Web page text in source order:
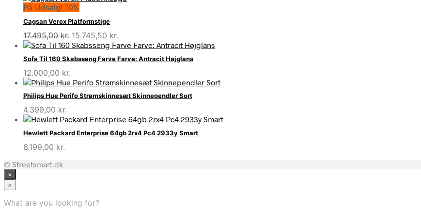
På Udsalg! 10%
Cagsan Verox Platformstige
17.495,00kr. Den
oprindelige
pris
var:
15.745,50 kr.
aktuelle
pris
er:
Sofa Til 160 Skabsseng Farve Farve: Antracit Højglans
12.000,00 kr.
Philips Hue Perifo Strømskinnesæt Skinnependler Sort
4.399,00 kr.
Hewlett Packard Enterprise 64gb 2rx4 Pc4 2933y Smart
6.199,00 kr.
© Streetsmart.dk
×
×
What are you looking for?